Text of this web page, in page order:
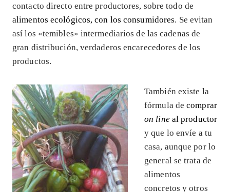
contacto directo entre productores, sobre todo de
alimentos ecológicos, con los consumidores. Se evitan
así los «temibles» intermediarios de las cadenas de
gran distribución, verdaderos encarecedores de los
productos.
También existe la
fórmula decomprar
on lineal productor
y que lo envíe a tu
casa, aunque por lo
general se trata de
alimentos
concretos y otros